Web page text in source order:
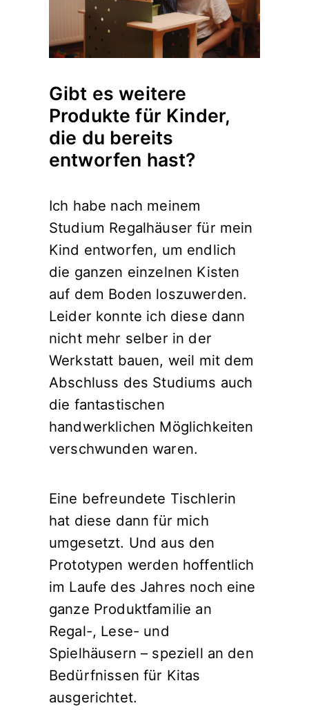
Gibt es weitere
Produkte für Kinder,
die du bereits
entworfen hast?
Ich habe nach meinem
Studium Regalhäuser für mein
Kind entworfen, um endlich
die ganzen einzelnen Kisten
auf dem Boden loszuwerden.
Leider konnte ich diese dann
nicht mehr selber in der
Werkstatt bauen, weil mit dem
Abschluss des Studiums auch
die fantastischen
handwerklichen Möglichkeiten
verschwunden waren.
Eine befreundete Tischlerin
hat diese dann für mich
umgesetzt. Und aus den
Prototypen werden hoffentlich
im Laufe des Jahres noch eine
ganze Produktfamilie an
Regal-, Lese- und
Spielhäusern – speziell an den
Bedürfnissen für Kitas
ausgerichtet.